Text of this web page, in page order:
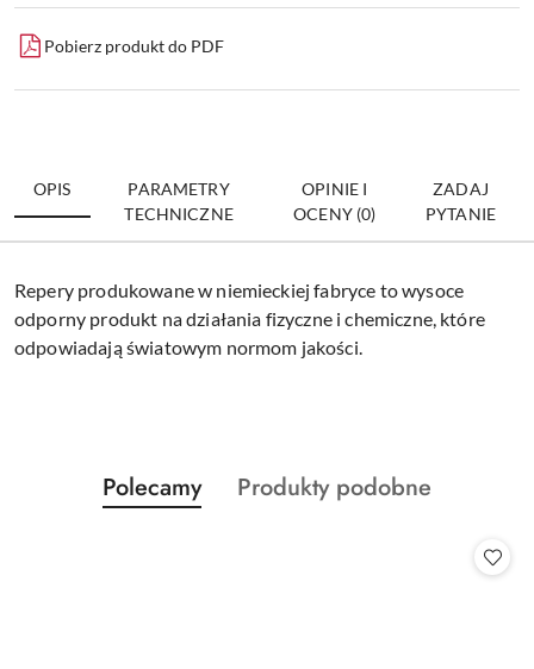
Pobierz produkt do PDF
OPIS
PARAMETRY
TECHNICZNE
OPINIE I
OCENY (0)
ZADAJ
PYTANIE
Repery produkowane w niemieckiej fabryce to wysoce
odporny produkt na działania fizyczne i chemiczne, które
odpowiadają światowym normom jakości.
Pomiń karuzelę produktów
Produkty
o
Polecamy
Produkty
Produkty podobne